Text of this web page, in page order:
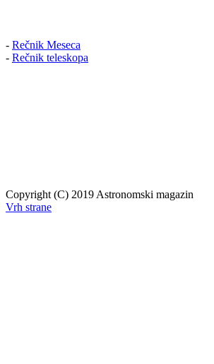
- Rečnik Meseca
- Rečnik teleskopa
Copyright (C) 2019 Astronomski magazin
Vrh strane